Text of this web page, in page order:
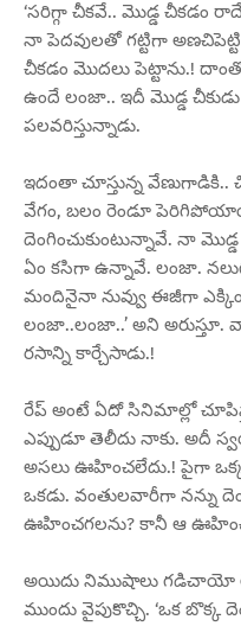
‘సరిగ్గా చీకవే.. మొడ్డ చీకడం రాదే
నా పెదవులతో గట్టిగా
చీకడం మొదలు పెట్టాను.!
ఉందే లంజా.. ఇదీ మొడ్డ చీకుడు
పలవరిస్తున్నాడు.
ఇదంతా చూస్తున్న వేణుగాడికి..
వేగం, బలం రెండూ
దెంగించుకుంటున్నావే. నా
ఏం కసిగా ఉన్నావే. లంజా.
మందినైనా నువ్వు ఈజీగా
లంజా..లంజా..’ అని
రసాన్ని కార్చేసాడు.!
రేప్ అంటే ఏదో సినిమాల్లో
ఎప్పుడూ తెలీదు నాకు. అదీ
అసలు ఊహించలేదు.! పైగా
ఒకడు. వంతులవారీగా నన్ను
ఊహించగలను? కానీ ఆ
అయిదు నిముషాలు గడిచాయో
ముందు వైపుకొచ్చి. ‘ఒక బొక్క